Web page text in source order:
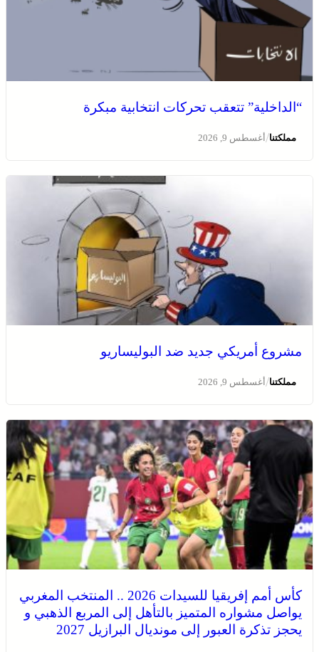
“الداخلية” تتعقب تحركات انتخابية مبكرة
مملكتنا/أغسطس 9, 2026
مشروع أمريكي جديد ضد البوليساريو
مملكتنا/أغسطس 9, 2026
كأس أمم إفريقيا للسيدات 2026 .. المنتخب المغربي
يواصل مشواره المتميز بالتأهل إلى المربع الذهبي و
يحجز تذكرة العبور إلى مونديال البرازيل 2027